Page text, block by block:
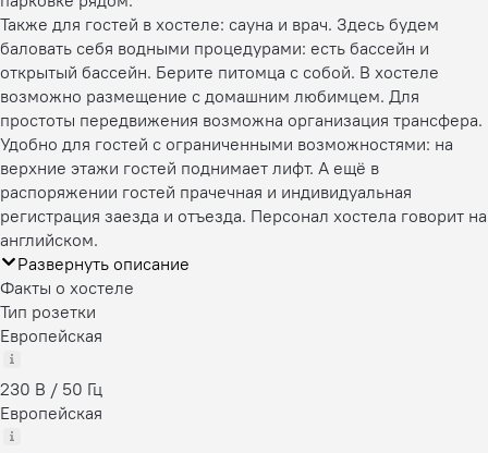
Также для гостей в хостеле: сауна и врач. Здесь будем
баловать себя водными процедурами: есть бассейн и
открытый бассейн. Берите питомца с собой. В хостеле
возможно размещение с домашним любимцем. Для
простоты передвижения возможна организация трансфера.
Удобно для гостей с ограниченными возможностями: на
верхние этажи гостей поднимает лифт. А ещё в
распоряжении гостей прачечная и индивидуальная
регистрация заезда и отъезда. Персонал хостела говорит на
английском.
Развернуть описание
Факты о хостеле
Тип розетки
Европейская
230 В / 50 Гц
Европейская